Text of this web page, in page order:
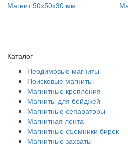
Магнит 50х50х30 мм
Каталог
Неодимовые магниты
Поисковые магниты
Магнитные крепления
Магниты для бейджей
Магнитные сепараторы
Магнитная лента
Магнитные съемники бирок
Магнитные захваты